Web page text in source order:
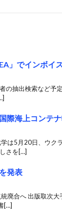
」でインボイ
の抽出検索など予
際海上コンテ
は5月20日、ウク
さを[…]
発表
廃合へ 出版取次大
[…]